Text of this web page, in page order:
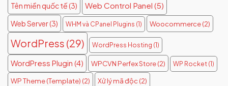
Tên miền quốc tế(3) Web Control Panel (5)
Web Server(3) WHM và CPanel Plugins (1) Woocommerce(2)
WordPress (29) WordPress Hosting (1)
WordPress Plugin (4) WPCVN Perfex Store(2) WP Rocket (1)
WP Theme (Template) (2) Xử lý mã độc(2)